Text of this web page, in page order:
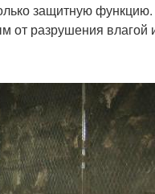
защитную
от разрушения влагой